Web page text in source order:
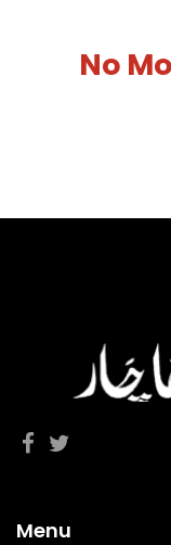
No
Menu